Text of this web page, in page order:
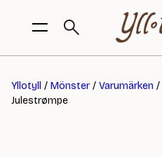
Yllotyll / Mönster/ Varumärken /
Julestrømpe